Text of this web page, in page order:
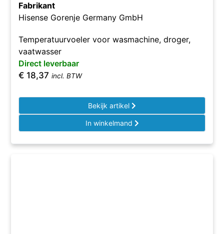
Fabrikant
Hisense Gorenje Germany GmbH
Temperatuurvoeler voor wasmachine, droger,
vaatwasser
Direct leverbaar
€ 18,37 incl. BTW
Bekijk artikel
In winkelmand